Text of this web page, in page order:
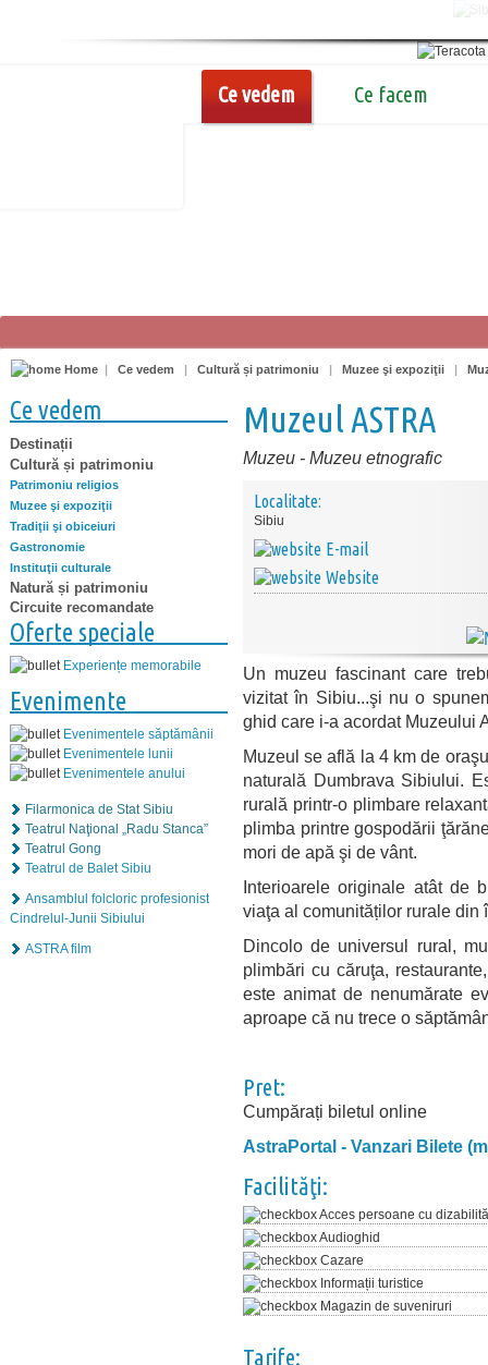
Ce vedem Ce facem
Home | Ce vedem | Cultură și patrimoniu | Muzee şi expoziţii |
Ce vedem
Destinații
Cultură și patrimoniu
Patrimoniu religios
Muzee şi expoziţii
Tradiţii şi obiceiuri
Gastronomie
Instituţii culturale
Natură și patrimoniu
Circuite recomandate
Oferte speciale
Experiențe memorabile
Evenimente
Evenimentele săptămânii
Evenimentele lunii
Evenimentele anului
Filarmonica de Stat Sibiu
Teatrul Naţional „Radu Stanca”
Teatrul Gong
Teatrul de Balet Sibiu
Ansamblul folcloric profesionist
Cindrelul-Junii Sibiului
ASTRA film
Muzeul ASTRA
Muzeu - Muzeu etnografic
Localitate:
Sibiu
E-mail
Website
Un muzeu fascinant care
vizitat în Sibiu...şi nu o
ghid care i-a acordat Muzeului
Muzeul se află la 4 km de
naturală Dumbrava Sibiului.
rurală printr-o plimbare
plimba printre gospodării
mori de apă şi de vânt.
Interioarele originale atât de
viaţa al comunităților rurale din
Dincolo de universul rural,
plimbări cu căruţa,
este animat de nenumărate
aproape că nu trece o
Pret:
Cumpărați biletul online
AstraPortal - Vanzari Bilete
Facilităţi:
Acces persoane cu
Audioghid
Cazare
Informații turistice
Magazin de suveniruri
Tarife: